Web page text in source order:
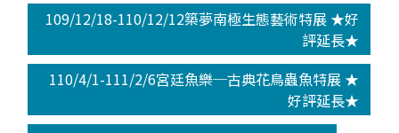
109/12/18-110/12/12築夢南極生態藝術特展 ★好
評延長★
110/4/1-111/2/6宮廷魚樂─古典花鳥蟲魚特展 ★
好評延長★